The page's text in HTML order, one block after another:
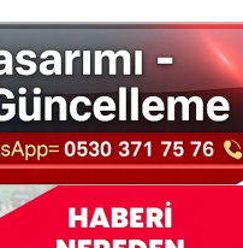
Sürüyor